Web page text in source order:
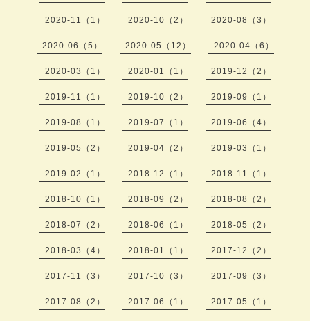
2020-11（1） 2020-10（2） 2020-08（3）
2020-06（5） 2020-05（12） 2020-04（6）
2020-03（1） 2020-01（1） 2019-12（2）
2019-11（1） 2019-10（2） 2019-09（1）
2019-08（1） 2019-07（1） 2019-06（4）
2019-05（2） 2019-04（2） 2019-03（1）
2019-02（1） 2018-12（1） 2018-11（1）
2018-10（1） 2018-09（2） 2018-08（2）
2018-07（2） 2018-06（1） 2018-05（2）
2018-03（4） 2018-01（1） 2017-12（2）
2017-11（3） 2017-10（3） 2017-09（3）
2017-08（2） 2017-06（1） 2017-05（1）